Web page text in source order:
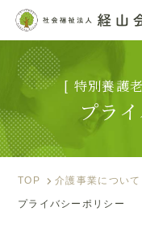
しのろ三清荘TOP
サービス内容
入居のご案内
施設ブログ
[ 特別養護
プラ
TOP 介護事業について
プライバシーポリシー